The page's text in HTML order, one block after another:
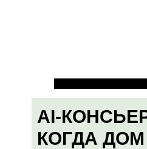
AI-
КОГДА ДОМ